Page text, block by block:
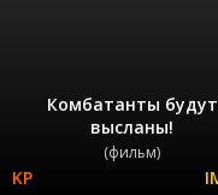
Комбатанты будут
высланы!
(фильм)